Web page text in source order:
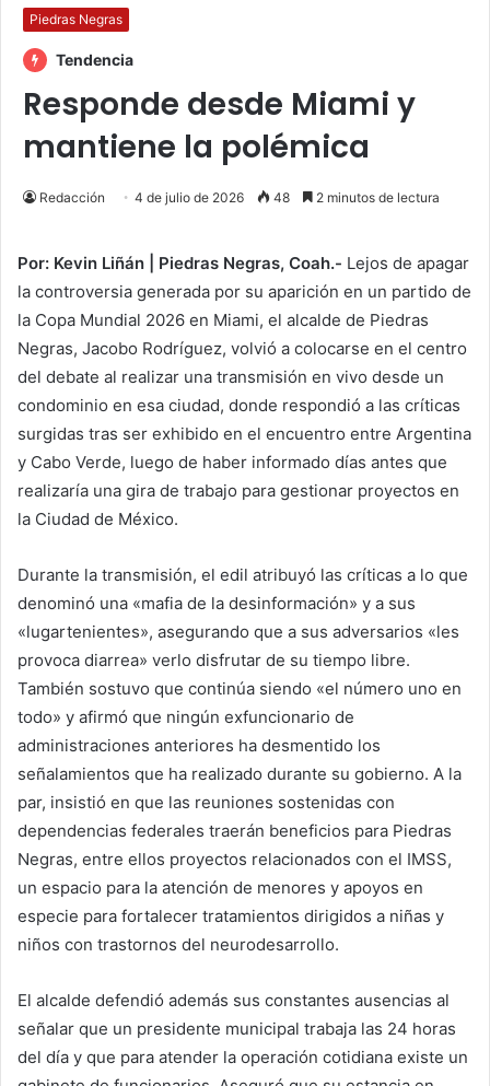
Piedras Negras
Tendencia
Responde desde Miami y
mantiene la polémica
Redacción 4 de julio de 2026 48 2 minutos de lectura
Por: Kevin Liñán | Piedras Negras, Coah.- Lejos de apagar
la controversia generada por su aparición en un partido de
la Copa Mundial 2026 en Miami, el alcalde de Piedras
Negras, Jacobo Rodríguez, volvió a colocarse en el centro
del debate al realizar una transmisión en vivo desde un
condominio en esa ciudad, donde respondió a las críticas
surgidas tras ser exhibido en el encuentro entre Argentina
y Cabo Verde, luego de haber informado días antes que
realizaría una gira de trabajo para gestionar proyectos en
la Ciudad de México.
Durante la transmisión, el edil atribuyó las críticas a lo que
denominó una «mafia de la desinformación» y a sus
«lugartenientes», asegurando que a sus adversarios «les
provoca diarrea» verlo disfrutar de su tiempo libre.
También sostuvo que continúa siendo «el número uno en
todo» y afirmó que ningún exfuncionario de
administraciones anteriores ha desmentido los
señalamientos que ha realizado durante su gobierno. A la
par, insistió en que las reuniones sostenidas con
dependencias federales traerán beneficios para Piedras
Negras, entre ellos proyectos relacionados con el IMSS,
un espacio para la atención de menores y apoyos en
especie para fortalecer tratamientos dirigidos a niñas y
niños con trastornos del neurodesarrollo.
El alcalde defendió además sus constantes ausencias al
señalar que un presidente municipal trabaja las 24 horas
del día y que para atender la operación cotidiana existe un